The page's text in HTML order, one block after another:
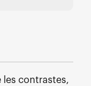
contrastes,